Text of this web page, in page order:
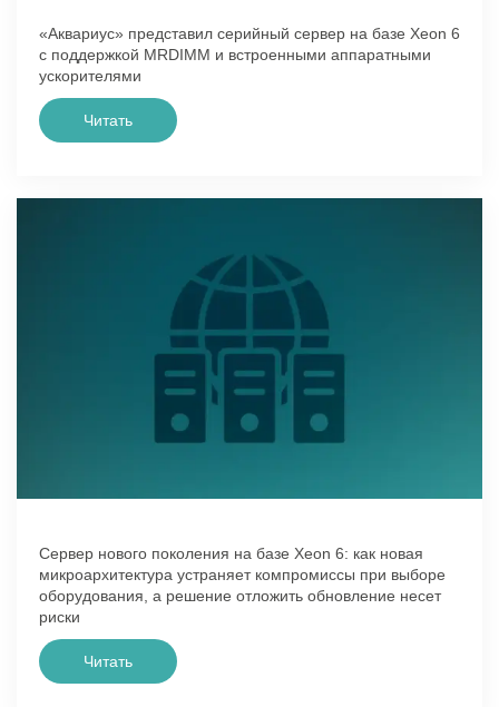
«Аквариус» представил серийный сервер на базе Xeon 6
с поддержкой MRDIMM и встроенными аппаратными
ускорителями
Читать
Сервер нового поколения на базе Xeon 6: как новая
микроархитектура устраняет компромиссы при выборе
оборудования, а решение отложить обновление несет
риски
Читать